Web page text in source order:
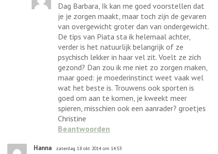
Dag Barbara, Ik kan me goed voorstellen dat
je je zorgen maakt, maar toch zijn de gevaren
van overgewicht groter dan van ondergewicht.
De tips van Piata sta ik helemaal achter,
verder is het natuurlijk belangrijk of ze
psychisch lekker in haar vel zit. Voelt ze zich
gezond? Dan zou ik me niet zo zorgen maken,
maar goed: je moederinstinct weet vaak wel
wat het beste is. Trouwens ook sporten is
goed om aan te komen, je kweekt meer
spieren, misschien ook een aanrader? groetjes
Christine
Beantwoorden
Hanna zaterdag 18 okt 2014 om 14:53